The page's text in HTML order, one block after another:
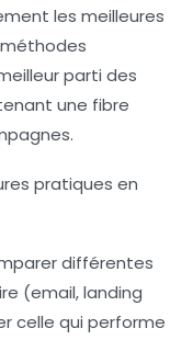
les meilleures
méthodes
parti des
une fibre
pratiques en
différentes
(email, landing
celle qui performe